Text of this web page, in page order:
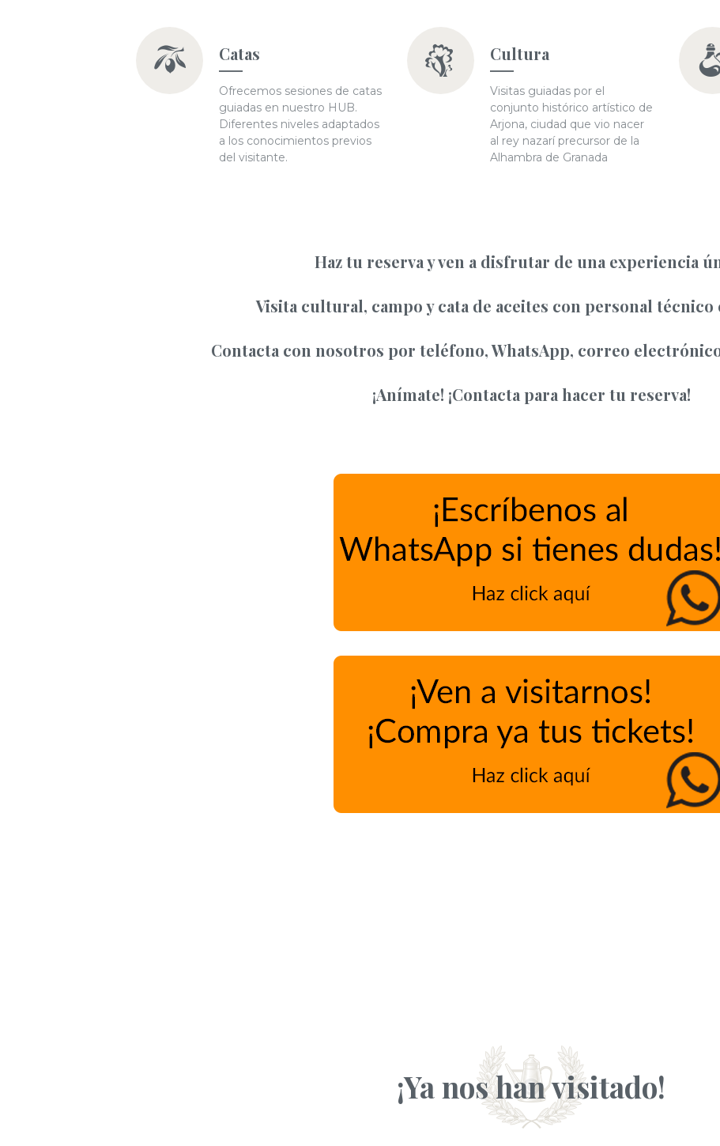
Catas
Ofrecemos sesiones de catas
guiadas en nuestro HUB.
Diferentes niveles adaptados
a los conocimientos previos
del visitante.
Cultura
Visitas guiadas por el
conjunto histórico artístico de
Arjona, ciudad que vio nacer
al rey nazarí precursor de la
Alhambra de Granada
Haz tu reserva y ven a disfrutar de una experiencia
Visita cultural, campo y cata de aceites con personal
Contacta con nosotros por teléfono, WhatsApp, correo
¡Anímate! ¡Contacta para hacer tu reserva!
¡Ya nos han visitado!